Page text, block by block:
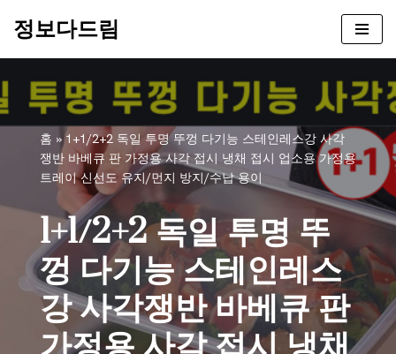
정보다드림
홈 »1+1/2+2 독일 투명 뚜껑 다기능 스테인레스강 사각
쟁반 바베큐 판 가정용 사각 접시 냉채 접시 업소용 가정용
트레이 신선도 유지/먼지 방지/수납 용이
1+1/2+2 독일 투명 뚜
껑 다기능 스테인레스
강 사각쟁반 바베큐 판